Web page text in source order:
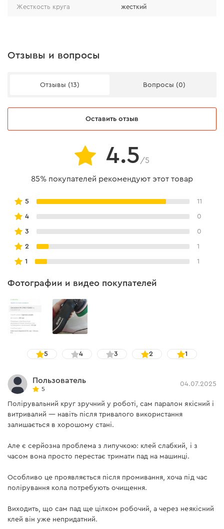
Жесткость круга жесткий
Отзывы и вопросы
Отзывы (13) Вопросы (0)
Оставить отзыв
4.5 /5
85% покупателей рекомендуют этот товар
5 11
4 0
3 0
2 1
1 1
Фотографии и видео покупателей
5 4 3 2 1
Пользователь
5
04.07.2025
Полірувальний круг зручний у роботі, сам паралон якісний і
витривалий — навіть після тривалого використання
залишається в хорошому стані.
Але є серйозна проблема з липучкою: клей слабкий, і з
часом вона просто перестає тримати пад на машинці.
Особливо це проявляється після промивання, хоча під час
полірування кола потребують очищення.
Виходить, що сам пад ще цілком робочий, а через неякісний
клей він уже непридатний.